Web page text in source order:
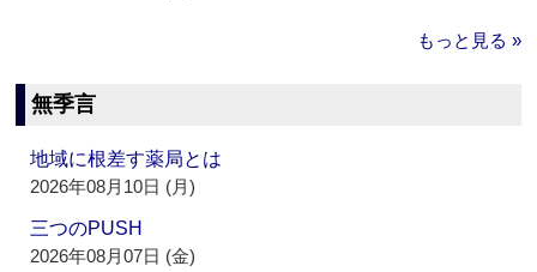
もっと見る »
無季言
地域に根差す薬局とは
2026年08月10日 (月)
三つのPUSH
2026年08月07日 (金)